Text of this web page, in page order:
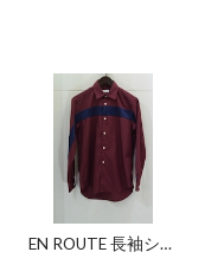
EN ROUTE 長袖シャ